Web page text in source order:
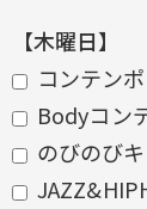
【木曜日】
コンテン
Bodyコン
のびのび